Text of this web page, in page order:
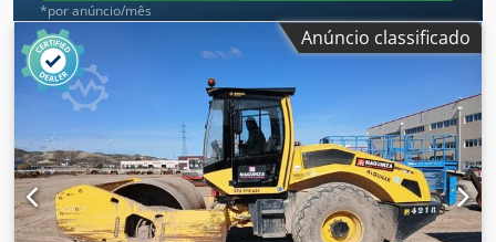
*por anúncio/mês
Anúncio classificado